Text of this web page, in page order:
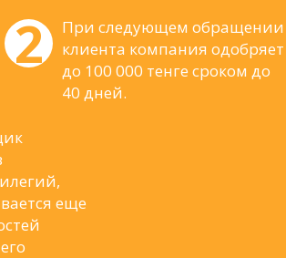
При следующем обращении
клиента компания одобряет
до 100 000 тенге сроком до
40 дней.
еще